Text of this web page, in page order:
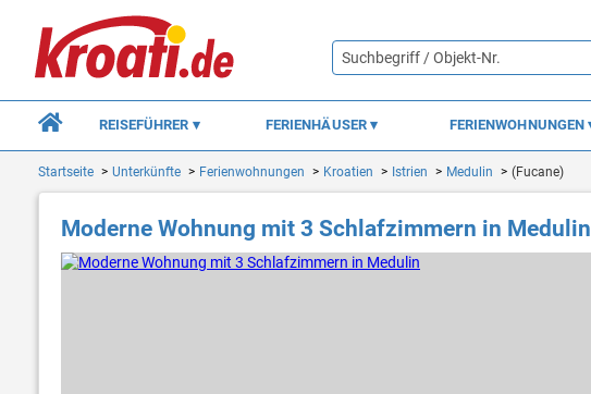
REISEFÜHRER FERIENHÄUSER FERIENWOHNUNGEN
Startseite Unterkünfte Ferienwohnungen Kroatien Istrien Medulin (Fucane)
Moderne Wohnung mit 3 Schlafzimmern in Medulin